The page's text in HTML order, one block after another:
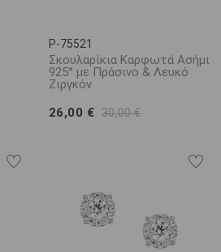
P-75521
Σκουλαρίκια Καρφωτά Ασήμι
925° με Πράσινο & Λευκό
Ζιργκόν
26,00 € 30,00 €